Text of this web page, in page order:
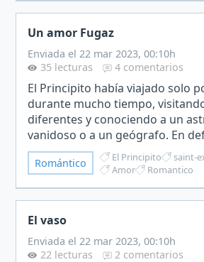
Un amor Fugaz
Enviada el 22 mar 2023, 00:10h
35 lecturas
4 comentarios
El Principito había viajado solo
durante mucho tiempo,
diferentes y conociendo a un
vanidoso o a un geógrafo. En
haciendo nuevos amigos, pero
seguía viajando, se sent…
Romántico El Principito saint-
Amor
Romantico
El vaso
Enviada el 22 mar 2023, 00:10h
22 lecturas
2 comentarios